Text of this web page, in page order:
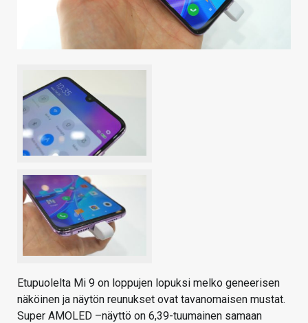
Etupuolelta Mi 9 on loppujen lopuksi melko geneerisen
näköinen ja näytön reunukset ovat tavanomaisen mustat.
Super AMOLED –näyttö on 6,39-tuumainen samaan